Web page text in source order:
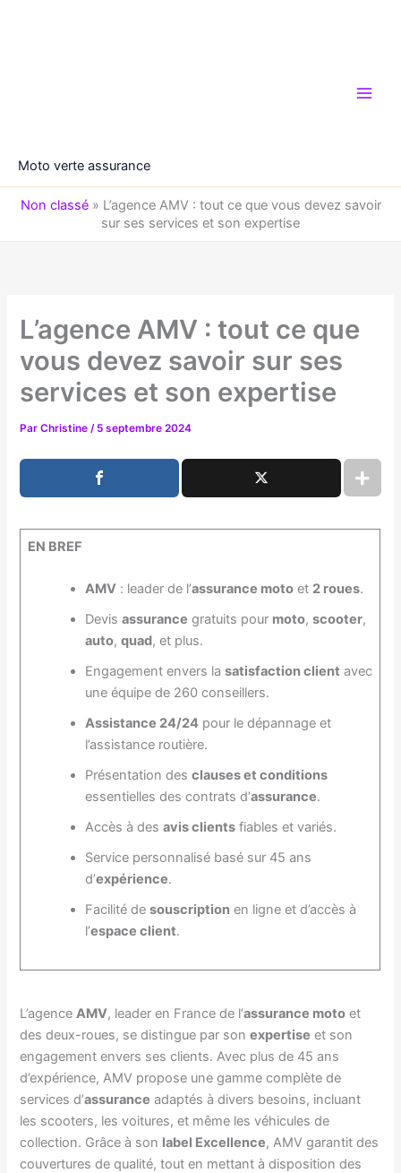
Moto verte assurance
Non classé» L’agence AMV : tout ce que vous devez savoir
sur ses services et son expertise
L’agence AMV : tout ce que
vous devez savoir sur ses
services et son expertise
ParChristine/ 5 septembre 2024
EN BREF
AMV: leader de l’assurance motoet 2 roues.
Devis assurance gratuits pour moto, scooter,
auto, quad, et plus.
Engagement envers la satisfaction client avec
une équipe de 260 conseillers.
Assistance 24/24pour le dépannage et
l’assistance routière.
Présentation des clauses et conditions
essentielles des contrats d’assurance.
Accès à des avis clientsfiables et variés.
Service personnalisé basé sur 45 ans
d’expérience.
Facilité de souscriptionen ligne et d’accès à
l’espace client.
L’agenceAMV, leader en France de l’assurance moto et
des deux-roues, se distingue par sonexpertise et son
engagement envers ses clients. Avec plus de 45 ans
d’expérience, AMV propose une gamme complète de
services d’assurance adaptés à divers besoins, incluant
les scooters, les voitures, et même les véhicules de
collection. Grâce à son label Excellence, AMV garantit des
couvertures de qualité, tout en mettant à disposition des